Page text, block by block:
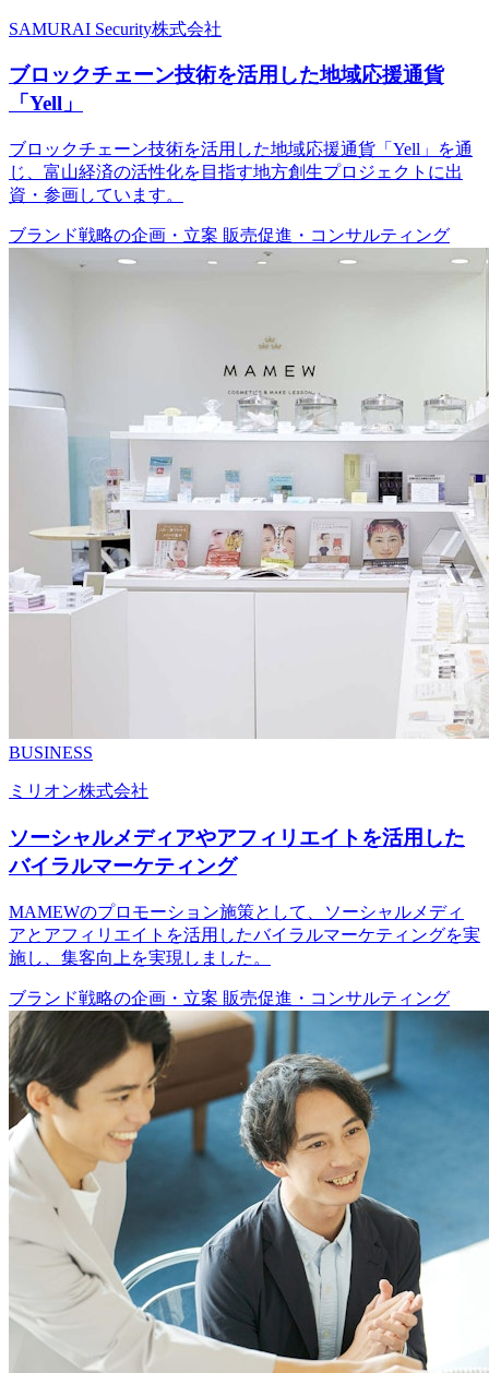
SAMURAI Security株式会社
ブロックチェーン技術を活用した地域応援通貨
「Yell」
ブロックチェーン技術を活用した地域応援通貨「Yell」を通
じ、富山経済の活性化を目指す地方創生プロジェクトに出
資・参画しています。
ブランド戦略の企画・立案 販売促進・コンサルティング
BUSINESS
ミリオン株式会社
ソーシャルメディアやアフィリエイトを活用した
バイラルマーケティング
MAMEWのプロモーション施策として、ソーシャルメディ
アとアフィリエイトを活用したバイラルマーケティングを実
施し、集客向上を実現しました。
ブランド戦略の企画・立案 販売促進・コンサルティング